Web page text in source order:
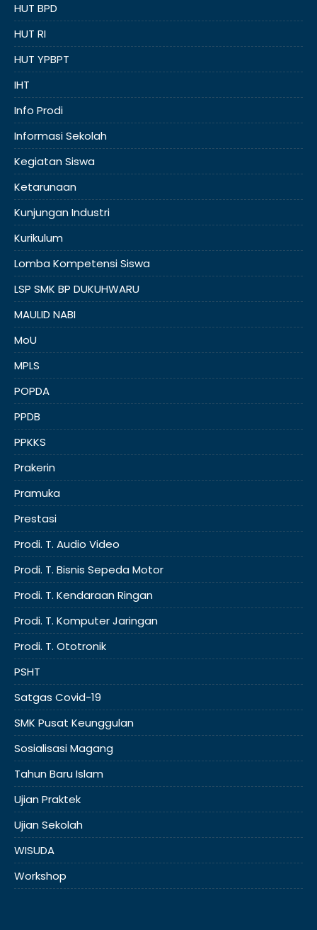
HUT BPD
HUT RI
HUT YPBPT
IHT
Info Prodi
Informasi Sekolah
Kegiatan Siswa
Ketarunaan
Kunjungan Industri
Kurikulum
Lomba Kompetensi Siswa
LSP SMK BP DUKUHWARU
MAULID NABI
MoU
MPLS
POPDA
PPDB
PPKKS
Prakerin
Pramuka
Prestasi
Prodi. T. Audio Video
Prodi. T. Bisnis Sepeda Motor
Prodi. T. Kendaraan Ringan
Prodi. T. Komputer Jaringan
Prodi. T. Ototronik
PSHT
Satgas Covid-19
SMK Pusat Keunggulan
Sosialisasi Magang
Tahun Baru Islam
Ujian Praktek
Ujian Sekolah
WISUDA
Workshop